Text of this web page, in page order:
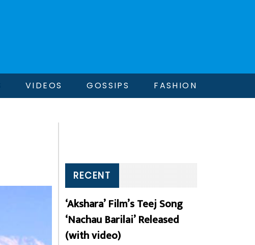
VIDEOS GOSSIPS FASHION
RECENT
‘Akshara’ Film’s Teej Song
‘Nachau Barilai’ Released
(with video)